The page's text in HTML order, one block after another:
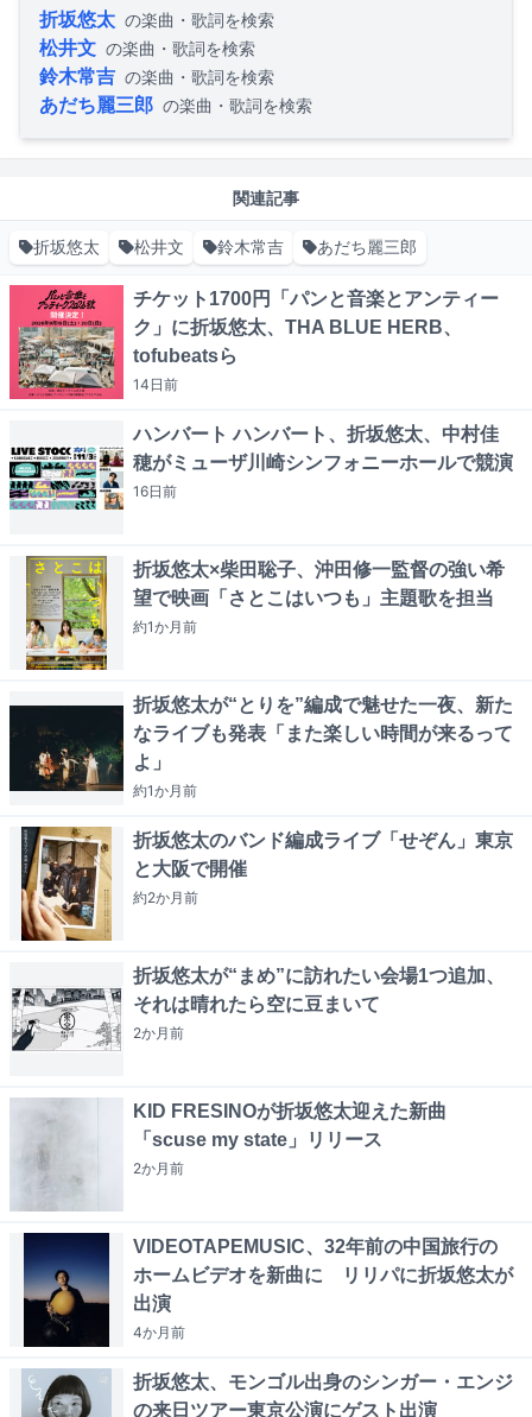
折坂悠太 の楽曲・歌詞を検索
松井文 の楽曲・歌詞を検索
鈴木常吉 の楽曲・歌詞を検索
あだち麗三郎 の楽曲・歌詞を検索
関連記事
折坂悠太 松井文 鈴木常吉 あだち麗三郎
チケット1700円「パンと音楽とアンティー
ク」に折坂悠太、THA BLUE HERB、
tofubeatsら
14日前
ハンバート ハンバート、折坂悠太、中村佳
穂がミューザ川崎シンフォニーホールで競演
16日前
折坂悠太×柴田聡子、沖田修一監督の強い希
望で映画「さとこはいつも」主題歌を担当
約1か月前
折坂悠太が“とりを”編成で魅せた一夜、新た
なライブも発表「また楽しい時間が来るって
よ」
約1か月前
折坂悠太のバンド編成ライブ「せぞん」東京
と大阪で開催
約2か月前
折坂悠太が“まめ”に訪れたい会場1つ追加、
それは晴れたら空に豆まいて
2か月前
KID FRESINOが折坂悠太迎えた新曲
「scuse my state」リリース
2か月前
VIDEOTAPEMUSIC、32年前の中国旅行の
ホームビデオを新曲に リリパに折坂悠太が
出演
4か月前
折坂悠太、モンゴル出身のシンガー・エンジ
の来日ツアー東京公演にゲスト出演